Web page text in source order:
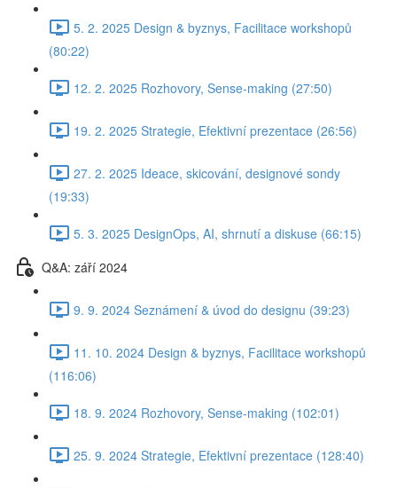
5. 2. 2025 Design & byznys, Facilitace workshopů
(80:22)
12. 2. 2025 Rozhovory, Sense-making (27:50)
19. 2. 2025 Strategie, Efektivní prezentace (26:56)
27. 2. 2025 Ideace, skicování, designové sondy
(19:33)
5. 3. 2025 DesignOps, AI, shrnutí a diskuse (66:15)
Q&A: září 2024
9. 9. 2024 Seznámení & úvod do designu (39:23)
11. 10. 2024 Design & byznys, Facilitace workshopů
(116:06)
18. 9. 2024 Rozhovory, Sense-making (102:01)
25. 9. 2024 Strategie, Efektivní prezentace (128:40)